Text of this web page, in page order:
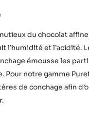
du chocolat
l’humidité et l’acidité.
émousse les
Pour notre gamme
de conchage afin